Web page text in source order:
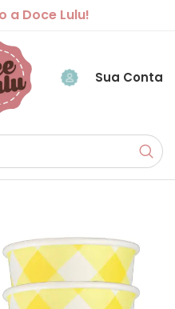
a Doce Lulu!
Sua Conta